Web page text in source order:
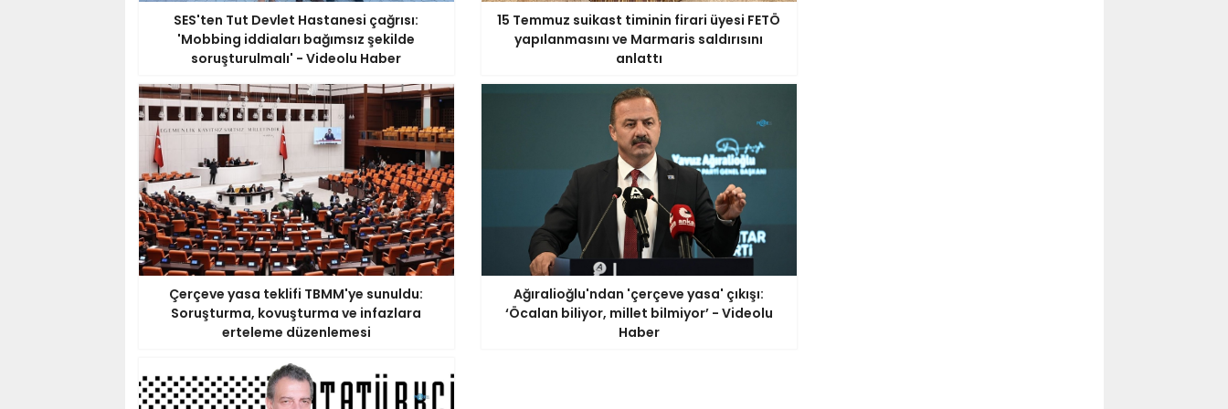
SES'ten Tut Devlet Hastanesi çağrısı:
'Mobbing iddiaları bağımsız şekilde
soruşturulmalı' - Videolu Haber
15 Temmuz suikast timinin firari üyesi FETÖ
yapılanmasını ve Marmaris saldırısını
anlattı
Çerçeve yasa teklifi TBMM'ye sunuldu:
Soruşturma, kovuşturma ve infazlara
erteleme düzenlemesi
Ağıralioğlu'ndan 'çerçeve yasa' çıkışı:
‘Öcalan biliyor, millet bilmiyor’ - Videolu
Haber